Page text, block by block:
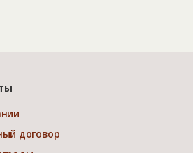
договор